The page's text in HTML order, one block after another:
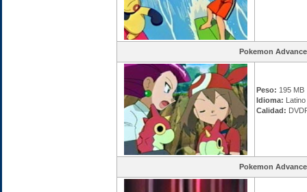
Pokemon
Peso: 195 MB
Idioma: Latino
Calidad:
Pokemon